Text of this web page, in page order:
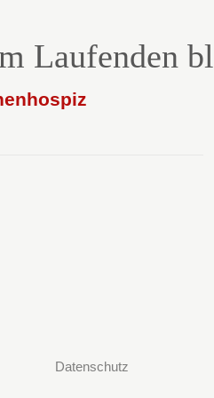
Laufenden
Datenschutz